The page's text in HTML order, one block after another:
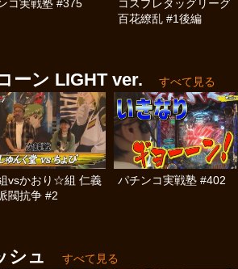
コ実戦塾 #375
コスプレタッグリーグ
百花繚乱 #1後編
ーン LIGHT ver. すべて見る
vsかおり☆組 仁義
閥抗争 #2
パチンコ実戦塾 #402
シュ すべて見る